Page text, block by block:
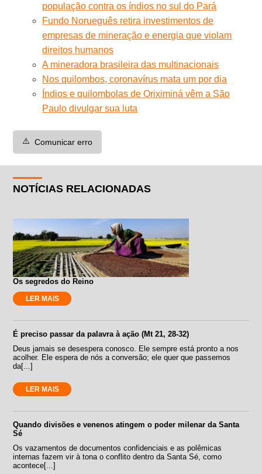
população contra os índios no sul do Pará
Fundo Norueguês retira investimentos de
empresas de mineração e energia que violam
direitos humanos
A mineradora brasileira das multinacionais
Nos quilombos, coronavírus mata um por dia
Índios e quilombolas de Oriximiná vêm a São
Paulo divulgar sua luta
⚠️ Comunicar erro
NOTÍCIAS RELACIONADAS
Os segredos do Reino
LER MAIS
É preciso passar da palavra à ação (Mt 21, 28-32)
Deus jamais se desespera conosco. Ele sempre está pronto a nos
acolher. Ele espera de nós a conversão; ele quer que passemos
da[...]
LER MAIS
Quando divisões e venenos atingem o poder milenar da Santa
Sé
Os vazamentos de documentos confidenciais e as polêmicas
internas fazem vir à tona o conflito dentro da Santa Sé, como
acontece[...]